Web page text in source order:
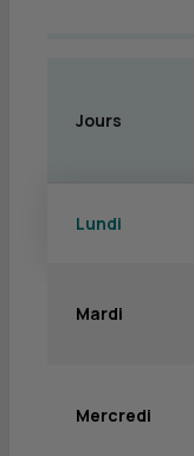
Jours
Lundi
Mardi
Mercredi